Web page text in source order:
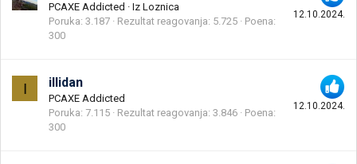
12.10.2024.
PCAXE Addicted · Iz Loznica
Poruka 3.187 Rezultat reagovanja 5.725
Poena
300
I
12.10.2024.
illidan
PCAXE Addicted
Poruka 7.115 Rezultat reagovanja 3.846
Poena
300